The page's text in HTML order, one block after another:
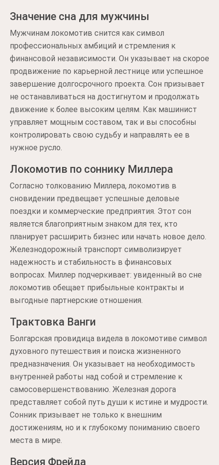
Значение сна для мужчины
Мужчинам локомотив снится как символ
профессиональных амбиций и стремления к
финансовой независимости. Он указывает на скорое
продвижение по карьерной лестнице или успешное
завершение долгосрочного проекта. Сон призывает
не останавливаться на достигнутом и продолжать
движение к более высоким целям. Как машинист
управляет мощным составом, так и вы способны
контролировать свою судьбу и направлять ее в
нужное русло.
Локомотив по соннику Миллера
Согласно толкованию Миллера, локомотив в
сновидении предвещает успешные деловые
поездки и коммерческие предприятия. Этот сон
является благоприятным знаком для тех, кто
планирует расширить бизнес или начать новое дело.
Железнодорожный транспорт символизирует
надежность и стабильность в финансовых
вопросах. Миллер подчеркивает: увиденный во сне
локомотив обещает прибыльные контракты и
выгодные партнерские отношения.
Трактовка Ванги
Болгарская провидица видела в локомотиве символ
духовного путешествия и поиска жизненного
предназначения. Он указывает на необходимость
внутренней работы над собой и стремление к
самосовершенствованию. Железная дорога
представляет собой путь души к истине и мудрости.
Сонник призывает не только к внешним
достижениям, но и к глубокому пониманию своего
места в мире.
Версия Фрейда